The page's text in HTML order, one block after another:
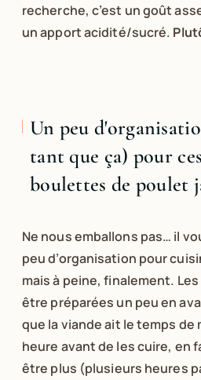
recherche, c’est un goût
un apport acidité/sucré.
Un peu
tant que ça) pour
boulettes de poulet
Ne nous emballons pas… il
peu d’organisation pour
mais à peine, finalement.
être préparées un peu en
que la viande ait le temps de
heure avant de les cuire, en
être plus (plusieurs heures